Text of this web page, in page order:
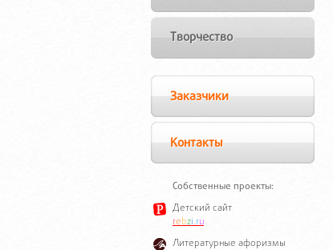
Творчество
Заказчики
Контакты
Собственные проекты:
Детский сайт
rebzi.ru
Литературные афоризмы